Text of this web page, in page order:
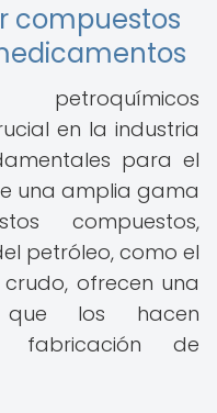
compuestos
en la industria
para el
una amplia gama
compuestos,
petróleo, como el
ofrecen una
los hacen
fabricación de